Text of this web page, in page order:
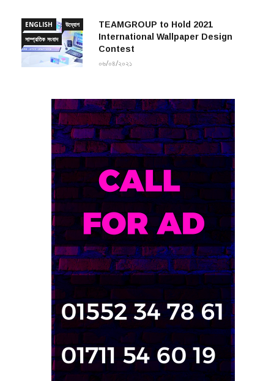
ENGLISH
উদ্যোগ
সাম্প্রতিক সংবাদ
TEAMGROUP to Hold 2021
International Wallpaper Design
Contest
০৬/০৪/২০২১